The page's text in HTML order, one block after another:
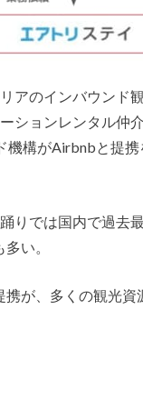
アのインバウンド
ションレンタル仲
機構がAirbnbと提
りでは国内で過去
い。
が、多くの観光